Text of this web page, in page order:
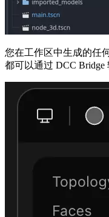
您在工作区中生成的
都可以通过 DCC Bridge